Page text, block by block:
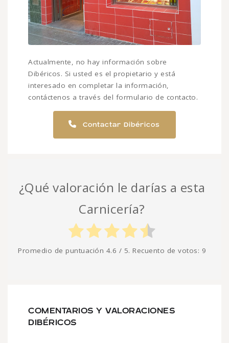
Actualmente, no hay información sobre
Dibéricos. Si usted es el propietario y está
interesado en completar la información,
contáctenos a través del formulario de contacto.
Contactar Dibéricos
¿Qué valoración le darías a esta
Carnicería?
Promedio de puntuación 4.6 / 5. Recuento de votos: 9
COMENTARIOS Y VALORACIONES
DIBÉRICOS